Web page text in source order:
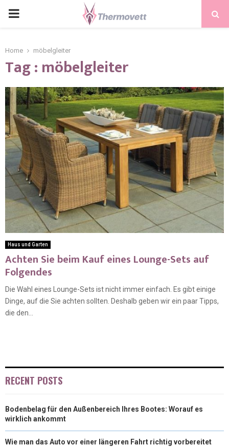
PRIMARY
Home möbelgleiter
Tag : möbelgleiter
Haus und Garten
Achten Sie beim Kauf eines Lounge-Sets auf
Folgendes
Die Wahl eines Lounge-Sets ist nicht immer einfach. Es gibt einige
Dinge, auf die Sie achten sollten. Deshalb geben wir ein paar Tipps,
die den...
RECENT POSTS
Bodenbelag für den Außenbereich Ihres Bootes: Worauf es
wirklich ankommt
Wie man das Auto vor einer längeren Fahrt richtig vorbereitet